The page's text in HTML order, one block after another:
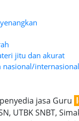
jitu dan akurat
internasional
jasa Guru
UTBK SNBT,